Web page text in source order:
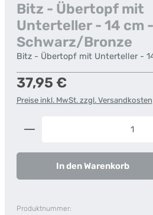
Bitz - Übertopf mit
Unterteller - 14 cm -
Schwarz/Bronze
Bitz - Übertopf mit Unterteller -
Regulärer Preis:
37,95 €
Preise inkl. MwSt. zzgl. Versandkosten
Produkt Anzahl: Gib den
In den Warenkorb
Produktnummer: